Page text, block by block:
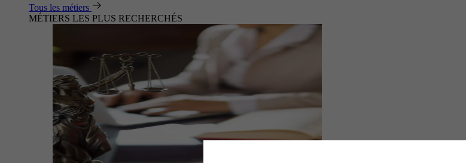
Tous les métiers
MÉTIERS LES PLUS RECHERCHÉS